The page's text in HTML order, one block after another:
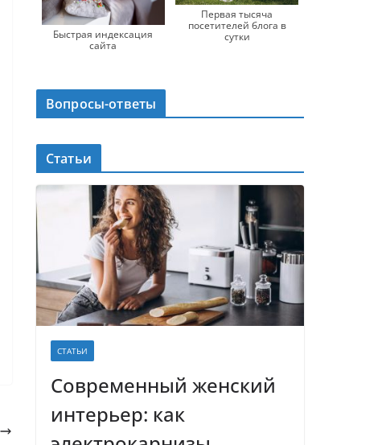
Быстрая индексация
сайта
Первая тысяча
посетителей блога в
сутки
Вопросы-ответы
Статьи
СТАТЬИ
Современный женский
интерьер: как